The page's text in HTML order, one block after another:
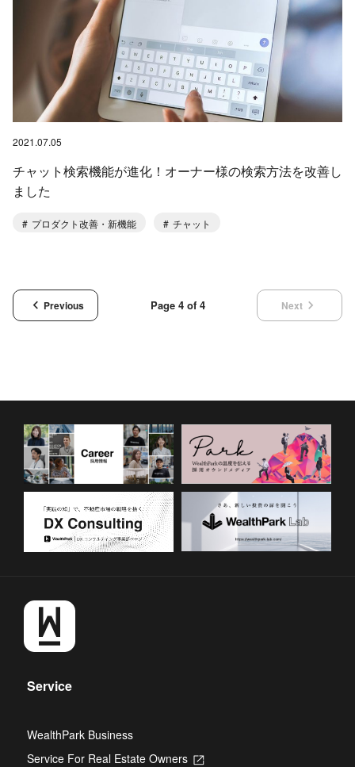
2021.07.05
チャット検索機能が進化！オーナー様の検索方法を改善し
ました
プロダクト改善・新機能 チャット
keyboard_arrow_left Previous Page 4 of 4 Nextkeyboard_arrow_right
Service
WealthPark Business
Service For Real Estate Owners
Opens